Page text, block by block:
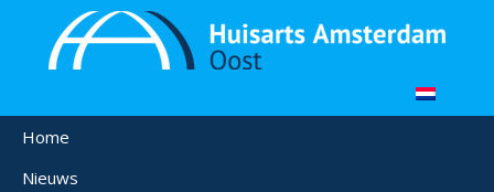
Home
Nieuws